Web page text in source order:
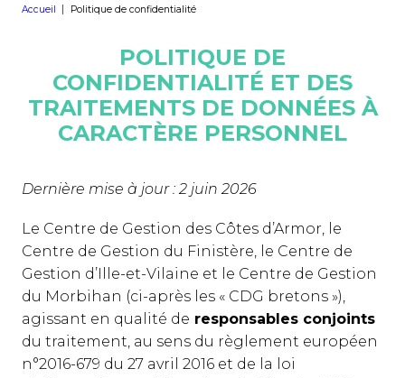
Accueil Politique de confidentialité
POLITIQUE DE
CONFIDENTIALITÉ ET DES
TRAITEMENTS DE DONNÉES À
CARACTÈRE PERSONNEL
Dernière mise à jour : 2 juin 2026
Le Centre de Gestion des Côtes d’Armor, le
Centre de Gestion du Finistère, le Centre de
Gestion d’Ille-et-Vilaine et le Centre de Gestion
du Morbihan (ci-après les « CDG bretons »),
agissant en qualité de responsables conjoints
du traitement, au sens du règlement européen
n°2016-679 du 27 avril 2016 et de la loi